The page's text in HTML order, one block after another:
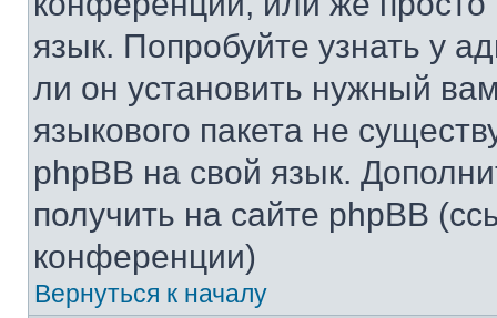
язык. Попробуйте узнать у
ли он установить нужный
языкового пакета не
phpBB на свой язык.
получить на сайте phpBB
конференции)
Вернуться к началу